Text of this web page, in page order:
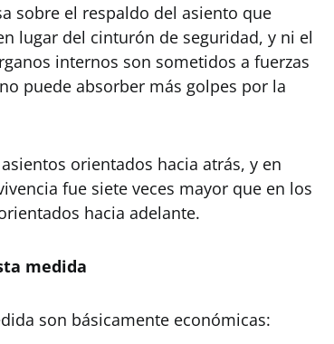
sobre el respaldo del asiento que
lugar del cinturón de seguridad, y ni el
internos son sometidos a fuerzas
puede absorber más golpes por la
orientados hacia atrás, y en
fue siete veces mayor que en los
hacia adelante.
medida
son básicamente económicas: